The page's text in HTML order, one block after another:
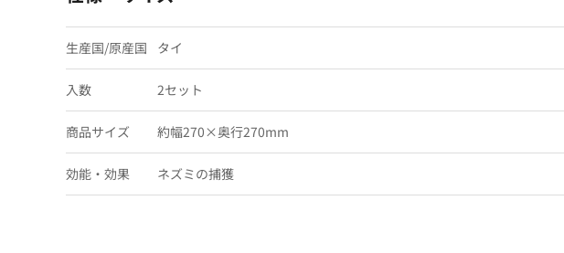
生産国/原産国 タイ
入数 2セット
商品サイズ 約幅270×奥行270mm
効能・効果 ネズミの捕獲